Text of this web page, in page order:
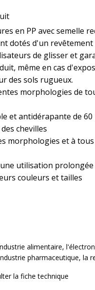
en PP avec semelle
dotés d'un
de glisser et
même en cas
des sols rugueux.
morphologies de
et antidérapante de 60
chevilles
morphologies et à tous
utilisation prolongée
couleurs et tailles
alimentaire,
pharmaceutique, la
la fiche technique